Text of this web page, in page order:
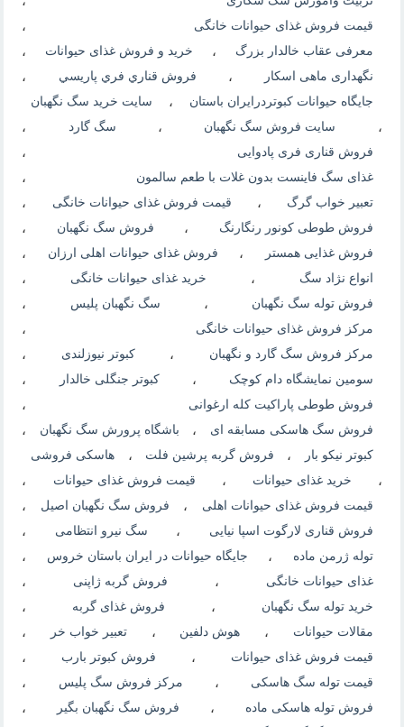
قیمت فروش غذای حیوانات خانگی ،
معرفی عقاب خالدار بزرگ ، خرید و فروش غذای حیوانات ،
نگهداری ماهی اسکار ، فروش قناري فري پاريسي ،
جایگاه حیوانات کبوتردرایران باستان ، سایت خرید سگ نگهبان
، سایت فروش سگ نگهبان ، سگ گارد ،
فروش قناری فری پادوایی ،
غذای سگ فاینست بدون غلات با طعم سالمون ،
تعبیر خواب گرگ ، قیمت فروش غذای حیوانات خانگی ،
فروش طوطی کونور رنگارنگ ، فروش سگ نگهبان ،
فروش غذایی همستر ، فروش غذای حیوانات اهلی ارزان ،
انواع نژاد سگ ، خرید غذای حیوانات خانگی ،
فروش توله سگ نگهبان ، سگ نگهبان پلیس ،
مرکز فروش غذای حیوانات خانگی ،
مرکز فروش سگ گارد و نگهبان ، کبوتر نیوزلندی ،
سومین نمایشگاه دام کوچک ، کبوتر جنگلی خالدار ،
فروش طوطی پاراکیت کله ارغوانی ،
فروش سگ هاسکی مسابقه ای ، باشگاه پرورش سگ نگهبان ،
کبوتر نیکو بار ، فروش گربه پرشین فلت ، هاسکی فروشی
، خرید غذای حیوانات ، قیمت فروش غذای حیوانات ،
قیمت فروش غذای حیوانات اهلی ، فروش سگ نگهبان اصیل ،
فروش قناری لارگوت اسپا نیایی ، سگ نیرو انتظامی ،
توله ژرمن ماده ، جایگاه حیوانات در ایران باستان خروس ،
غذای حیوانات خانگی ، فروش گربه ژاپنی ،
خرید توله سگ نگهبان ، فروش غذای گربه ،
مقالات حیوانات ، هوش دلفین ، تعبیر خواب خر ،
قیمت فروش غذای حیوانات ، فروش کبوتر بارب ،
قیمت توله سگ هاسکی ، مرکز فروش سگ پلیس ،
فروش توله هاسکی ماده ، فروش سگ نگهبان بگیر ،